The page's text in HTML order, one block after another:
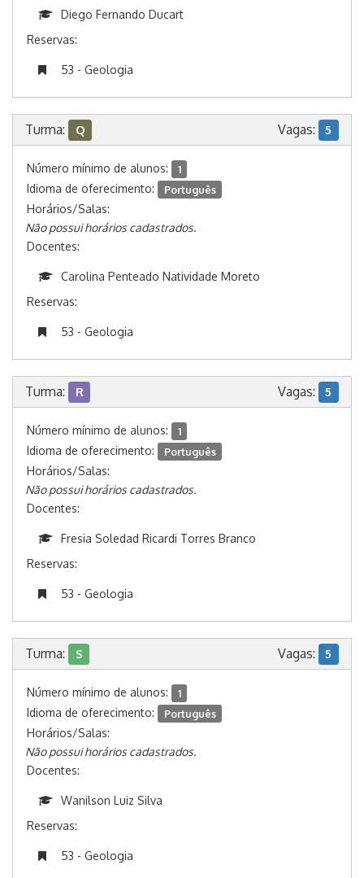
Diego Fernando Ducart
Reservas:
53 - Geologia
Turma: Q Vagas: 5
Número mínimo de alunos: 1
Idioma de oferecimento: Português
Horários/Salas:
Não possui horários cadastrados.
Docentes:
Carolina Penteado Natividade Moreto
Reservas:
53 - Geologia
Turma: R Vagas: 5
Número mínimo de alunos: 1
Idioma de oferecimento: Português
Horários/Salas:
Não possui horários cadastrados.
Docentes:
Fresia Soledad Ricardi Torres Branco
Reservas:
53 - Geologia
Turma: S Vagas: 5
Número mínimo de alunos: 1
Idioma de oferecimento: Português
Horários/Salas:
Não possui horários cadastrados.
Docentes:
Wanilson Luiz Silva
Reservas:
53 - Geologia